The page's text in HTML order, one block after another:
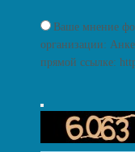
Ваше мнение
организации:
прямой ссылке: